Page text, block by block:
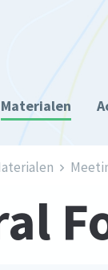
Materialen